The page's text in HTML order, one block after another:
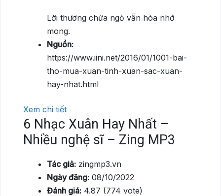
Lời thương chửa ngỏ vẫn hòa nhớ
mong.
Nguồn:
https://www.iini.net/2016/01/1001-bai-
tho-mua-xuan-tinh-xuan-sac-xuan-
hay-nhat.html
Xem chi tiết
6 Nhạc Xuân Hay Nhất –
Nhiều nghệ sĩ – Zing MP3
Tác giả: zingmp3.vn
Ngày đăng: 08/10/2022
Đánh giá: 4.87 (774 vote)